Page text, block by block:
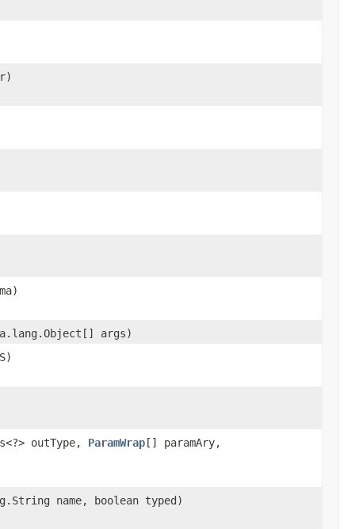
ma)
args)
outType, ParamWrap[] paramAry,
name, boolean typed)